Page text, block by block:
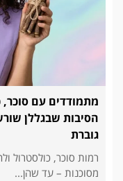
מתמודדים עם סוכר,
הסיבות שבגללן
גוברת
רמות סוכר, כולסטרול
מסוכנות – עד שהן...